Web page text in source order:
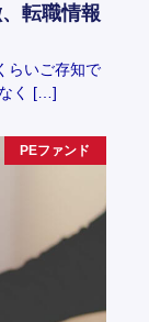
転職情報
らいご存知で
く […]
PEファンド